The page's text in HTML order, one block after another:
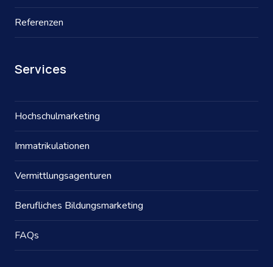
Referenzen
Services
Hochschulmarketing
Immatrikulationen
Vermittlungsagenturen
Berufliches Bildungsmarketing
FAQs